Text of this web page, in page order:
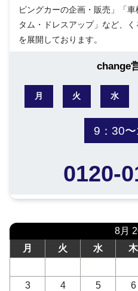
ピングカーの企画・販売」「
タム・ドレスアップ」など、
を展開しております。
change
月 火 水
9：30
0120-
8月
月
火 水 木
3
4 5 6